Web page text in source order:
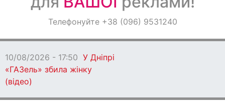
ОголошенняТелефонуйте +38 (096) 9531240
10/08/2026 - 17:50 У Дніпрі
«ГАЗель» збила жінку
(відео)